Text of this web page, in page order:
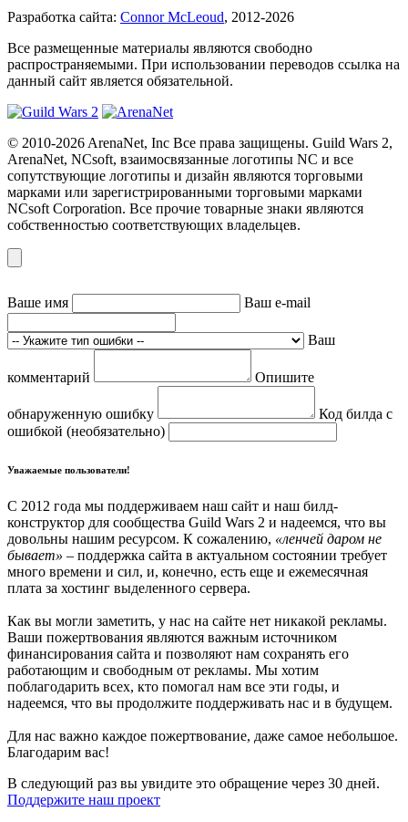
Разработка сайта: Connor McLeoud, 2012-2026
Все размещенные материалы являются свободно
распространяемыми. При использовании переводов ссылка на
данный сайт является обязательной.
© 2010-2026 ArenaNet, Inc Все права защищены. Guild Wars 2,
ArenaNet, NCsoft, взаимосвязанные логотипы NC и все
сопутствующие логотипы и дизайн являются торговыми
марками или зарегистрированными торговыми марками
NCsoft Corporation. Все прочие товарные знаки являются
собственностью соответствующих владельцев.
Ваше имя Ваш e-mail
Ваш
комментарий Опишите
обнаруженную ошибку
Код билда с
ошибкой (необязательно)
Уважаемые пользователи!
С 2012 года мы поддерживаем наш сайт и наш билд-
конструктор для сообщества Guild Wars 2 и надеемся, что вы
довольны нашим ресурсом. К сожалению, «ленчей даром не
бывает» – поддержка сайта в актуальном состоянии требует
много времени и сил, и, конечно, есть еще и ежемесячная
плата за хостинг выделенного сервера.
Как вы могли заметить, у нас на сайте нет никакой рекламы.
Ваши пожертвования являются важным источником
финансирования сайта и позволяют нам сохранять его
работающим и свободным от рекламы. Мы хотим
поблагодарить всех, кто помогал нам все эти годы, и
надеемся, что вы продолжите поддерживать нас и в будущем.
Для нас важно каждое пожертвование, даже самое небольшое.
Благодарим вас!
В следующий раз вы увидите это обращение через 30 дней.
Поддержите наш проект